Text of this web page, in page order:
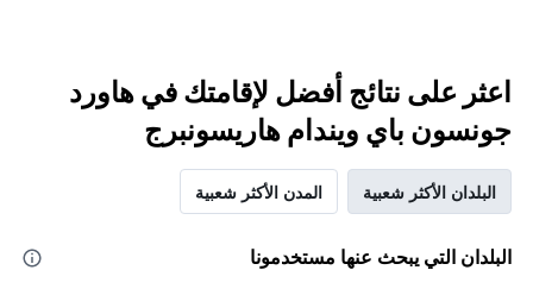
اعثر على نتائج أفضل لإقامتك في هاورد
جونسون باي ويندام هاريسونبرج
البلدان الأكثر شعبية المدن الأكثر شعبية
البلدان التي يبحث عنها مستخدمونا